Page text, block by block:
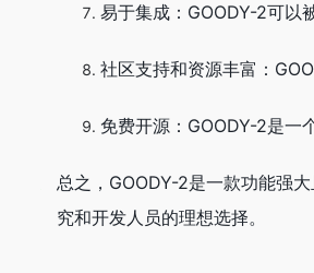
易于集成：GOODY-2可以
社区支持和资源丰富：
免费开源：GOODY-2是一
总之，GOODY-2是一款功能强
究和开发人员的理想选择。